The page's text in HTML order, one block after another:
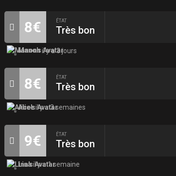
8€ ÉTAT
Très bon
Manonil y a 3 jours
8€ ÉTAT
Très bon
Aliceil y a 3 semaines
9€ ÉTAT
Très bon
Linail y a 1 semaine